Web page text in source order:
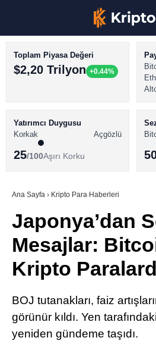
BİTCOİN HABERLERİ
ALTCOİN HABERLERİ
SÖZLÜK
Toplam Piyasa Değeri
$2,20 Trilyon +0.44%
Yatırımcı Duygusu
Korkak
Açgözlü
25/100Aşırı Korku
Ana Sayfa › Kripto Para Haberleri
Japonya’dan
Mesajlar:
Kripto
BOJ tutanakları, faiz
görünür kıldı. Yen
yeniden gündeme taşıdı.